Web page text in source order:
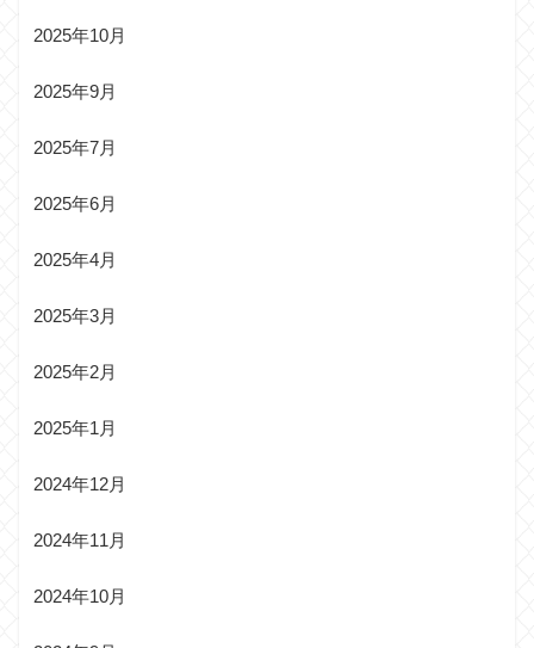
2025年10月
2025年9月
2025年7月
2025年6月
2025年4月
2025年3月
2025年2月
2025年1月
2024年12月
2024年11月
2024年10月